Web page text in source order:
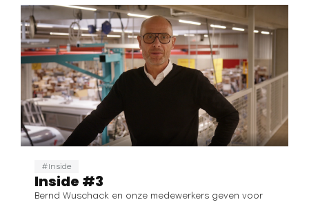
Inside
Inside #3
Bernd Wuschack en onze medewerkers geven voor